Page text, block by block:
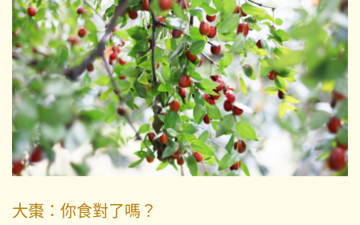
大棗：你食對了嗎？